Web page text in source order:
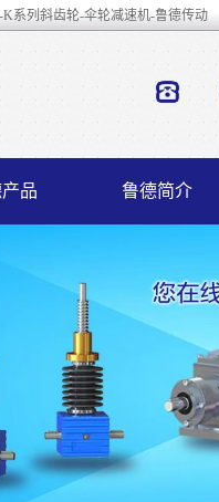
系列斜齿轮-伞轮减速机-鲁德传动
品 鲁德简介